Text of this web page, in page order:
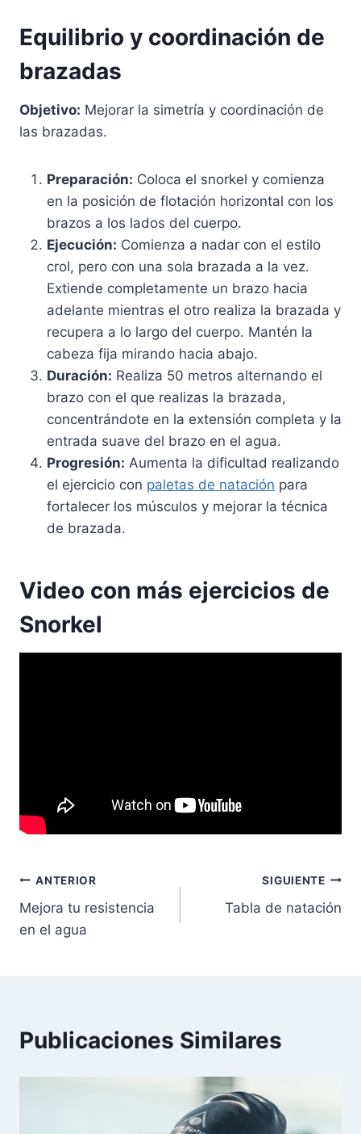
Equilibrio y coordinación de
brazadas
Objetivo: Mejorar la simetría y coordinación de
las brazadas.
Preparación: Coloca el snorkel y comienza
en la posición de flotación horizontal con los
brazos a los lados del cuerpo.
Ejecución: Comienza a nadar con el estilo
crol, pero con una sola brazada a la vez.
Extiende completamente un brazo hacia
adelante mientras el otro realiza la brazada y
recupera a lo largo del cuerpo. Mantén la
cabeza fija mirando hacia abajo.
Duración: Realiza 50 metros alternando el
brazo con el que realizas la brazada,
concentrándote en la extensión completa y la
entrada suave del brazo en el agua.
Progresión: Aumenta la dificultad realizando
el ejercicio con paletas de natación para
fortalecer los músculos y mejorar la técnica
de brazada.
Video con más ejercicios de
Snorkel
Navegación
de
ANTERIOR
Mejora tu resistencia
en el agua
SIGUIENTE
Tabla de natación
Publicaciones Similares